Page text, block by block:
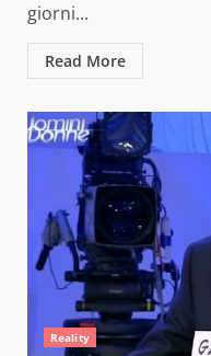
giorni...
Read More
Reality